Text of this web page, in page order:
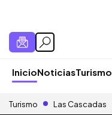
InicioNoticiasTurismo
Turismo Las Cascadas